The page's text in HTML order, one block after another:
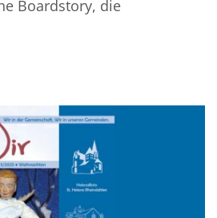
Boardstory, die